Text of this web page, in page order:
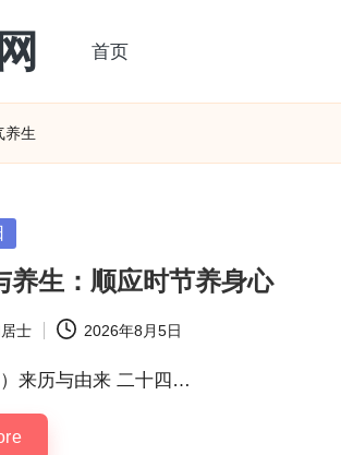
首页
养生
养生：顺应时节养身心
士 2026年8月5日
来历与由来 二十四…